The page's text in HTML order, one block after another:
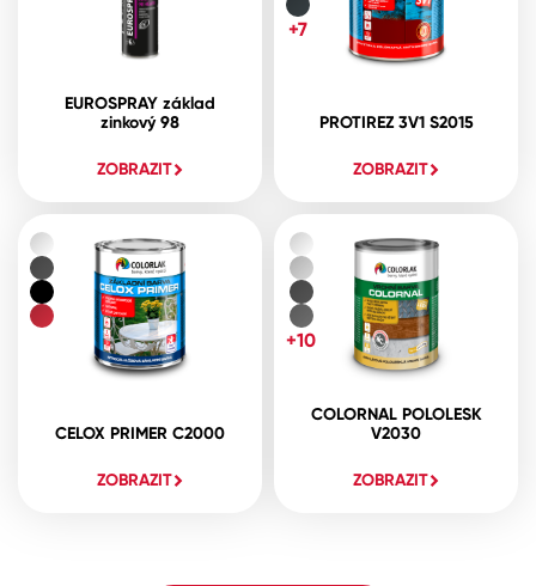
EUROSPRAY základ
zinkový 98
ZOBRAZIT
PROTIREZ 3V1 S2015
ZOBRAZIT
+7
CELOX PRIMER C2000
ZOBRAZIT
COLORNAL POLOLESK
V2030
ZOBRAZIT
+10